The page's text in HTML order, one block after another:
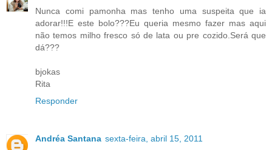
Nunca comi pamonha mas tenho uma suspeita que ia
adorar!!!E este bolo???Eu queria mesmo fazer mas aqui
não temos milho fresco só de lata ou pre cozido.Será que
dá???
bjokas
Rita
Responder
Andréa Santana sexta-feira, abril 15, 2011